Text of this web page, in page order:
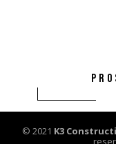
© 2021 K3